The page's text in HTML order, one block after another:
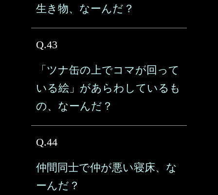
生き物、なーんだ？
Q.43
「ツナ缶の上でコマが回って
いる絵」があらわしているも
の、なーんだ？
Q.44
仲間同士で仲が悪い寝床、な
ーんだ？